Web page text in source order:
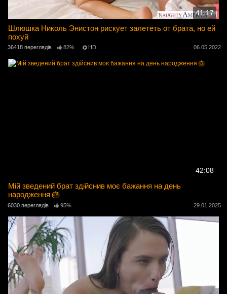
41:17
Шлюшка Николь Энистон рискует залететь от брата, но ей
похуй
36418 переглядів 82% HD 06.05.2022
42:08
Мій зведений брат здійснив моє бажання на день
народження 🎂
6030 переглядів 95% 29.01.2025